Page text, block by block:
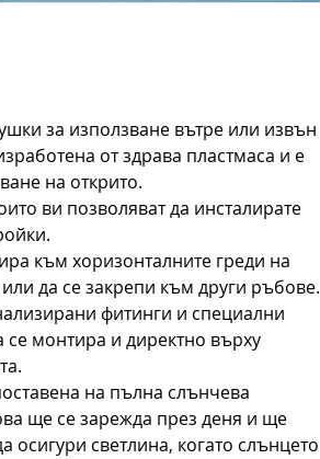
за използване вътре или извън
от здрава пластмаса и е
на открито.
ви позволяват да инсталирате
към хоризонталните греди на
да се закрепи към други ръбове.
фитинги и специални
монтира и директно върху
на пълна слънчева
ще се зарежда през деня и ще
осигури светлина, когато слънцето